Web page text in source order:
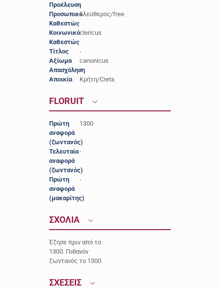
Προέλευση-
Προσωπικό
Καθεστώς
ελεύθερος/free
Κοινωνικό
Καθεστώς
clericus
Τίτλος
-
Αξίωμα
canonicus
Απασχόληση
-
Αποικία
Κρήτη/Creta
FLORUIT
Πρώτη
αναφορά
(ζωντανός)
1300
Τελευταία
αναφορά
(ζωντανός)
-
Πρώτη
αναφορά
(μακαρίτης)
-
ΣΧΟΛΙΑ
Έζησε πριν από το
1300. Πιθανόν
ζωντανός το 1300.
ΣΧΕΣΕΙΣ